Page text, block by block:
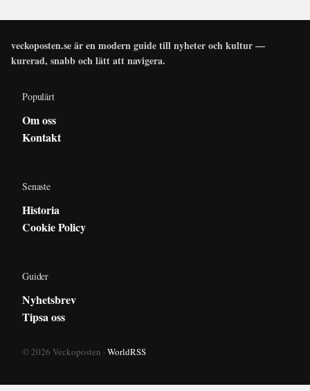
veckoposten.se är en modern guide till nyheter och kultur —
kurerad, snabb och lätt att navigera.
Populärt
Om oss
Kontakt
Senaste
Historia
Cookie Policy
Guider
Nyhetsbrev
Tipsa oss
© 2026 Veckoposten · WorldRSS